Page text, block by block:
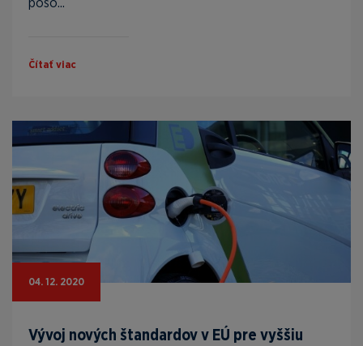
Čítať viac
04. 12. 2020
Vývoj nových štandardov v EÚ pre vyššiu